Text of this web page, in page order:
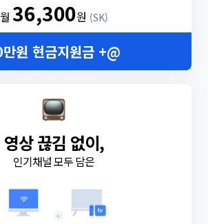
월36,300원 (SK)
원 현금지원금 +@
영상 끊김 없이,
인기채널 모두 담은
+